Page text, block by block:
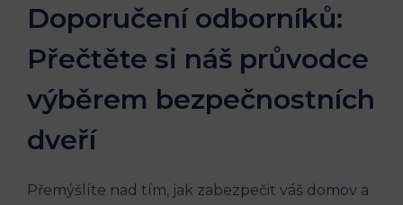
Doporučení odborníků:
Přečtěte si náš průvodce
výběrem bezpečnostních
dveří
Přemýšlíte nad tím, jak zabezpečit váš domov a